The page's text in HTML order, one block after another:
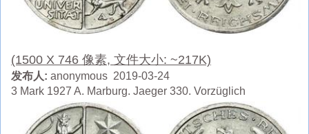
(1500 X 746 像素, 文件大小: ~217K)
发布人: anonymous 2019-03-24
3 Mark 1927 A. Marburg. Jaeger 330. Vorzüglich